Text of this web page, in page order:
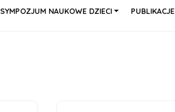
SYMPOZJUM NAUKOWE DZIECI PUBLIKACJE